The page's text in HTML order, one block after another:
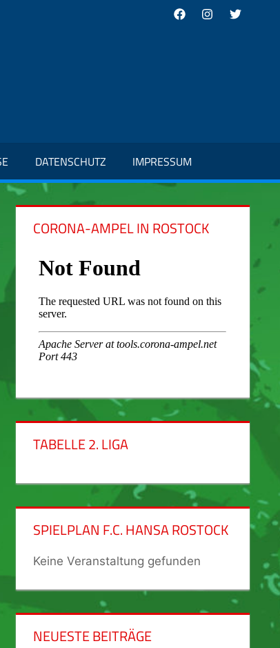
FacebookInstagram
Twitter
DATENSCHUTZ IMPRESSUM
CORONA-AMPEL IN ROSTOCK
TABELLE 2. LIGA
SPIELPLAN F.C. HANSA ROSTOCK
Keine Veranstaltung gefunden
NEUESTE BEITRÄGE